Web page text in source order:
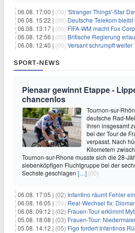
06.08. 17:00 | (00) 'Stranger Things'-Star David Harbour kehrt für
06.08. 15:22 | (00) Deutsche Telekom bleibt
06.08. 13:17 | (00) FIFA-WM macht Fox
06.08. 12:56 | (00) Britische Regierung erlaubt
06.08. 12:40 | (00) Versant schrumpft weiter
SPORT-NEWS
Pienaar gewinnt Etappe -
chancenlos
Tournon-sur-
deutsche Rad-
ihren insgesamt
bei der Tour de
verpasst. Nach
Kilometern
Tournon-sur-Rhone musste sich die 28-
siebenköpfigen Fluchtgruppe bei der
Sechste geschlagen […] (00)
06.08. 17:05 | (02) Infantino räumt Fehler ein -
06.08. 16:05 | (00) Real-Wechsel fix:
06.08. 09:12 | (02) Frauen-Tour erklimmt Mythos
05.08. 18:08 | (03) Frauen-Tour: Niedermaier
05.08. 14:12 | (05) Figo fordert Infantinos